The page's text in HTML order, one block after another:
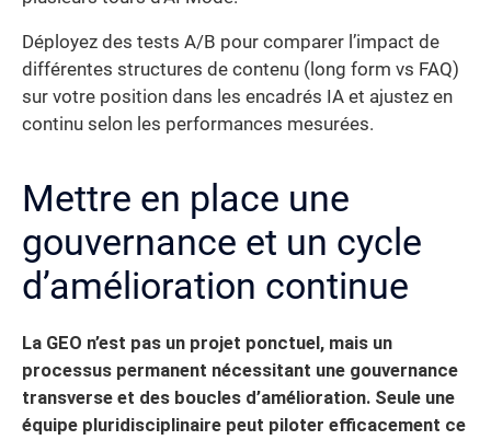
Déployez des tests A/B pour comparer l’impact de
différentes structures de contenu (long form vs FAQ)
sur votre position dans les encadrés IA et ajustez en
continu selon les performances mesurées.
Mettre en place une
gouvernance et un cycle
d’amélioration continue
La GEO n’est pas un projet ponctuel, mais un
processus permanent nécessitant une gouvernance
transverse et des boucles d’amélioration. Seule une
équipe pluridisciplinaire peut piloter efficacement ce